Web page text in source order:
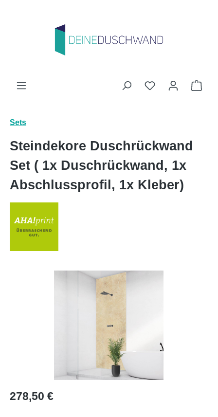
Du hast 0
Sets
Steindekore Duschrückwand
Set ( 1x Duschrückwand, 1x
Abschlussprofil, 1x Kleber)
Regulärer Preis:
278,50 €